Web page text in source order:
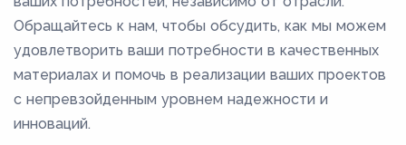
Обращайтесь к нам, чтобы обсудить, как мы можем
удовлетворить ваши потребности в качественных
материалах и помочь в реализации ваших проектов
с непревзойденным уровнем надежности и
инноваций.